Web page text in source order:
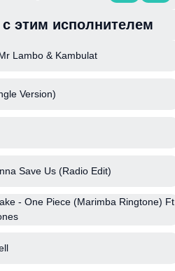
этим исполнителем
Lambo & Kambulat
Version)
Save Us (Radio Edit)
- One Piece (Marimba Ringtone) Ft